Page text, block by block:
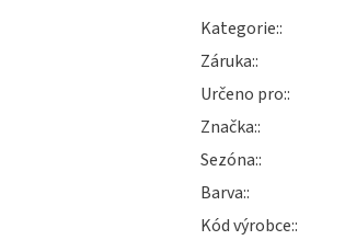
Kategorie:
Záruka:
Určeno pro:
Značka:
Sezóna:
Barva:
Kód výrobce: